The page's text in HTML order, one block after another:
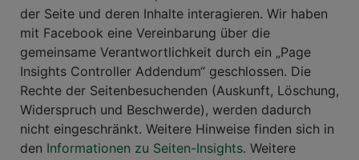
der Seite und deren Inhalte interagieren. Wir haben
mit Facebook eine Vereinbarung über die
gemeinsame Verantwortlichkeit durch ein „Page
Insights Controller Addendum“ geschlossen. Die
Rechte der Seitenbesuchenden (Auskunft, Löschung,
Widerspruch und Beschwerde), werden dadurch
nicht eingeschränkt. Weitere Hinweise finden sich in
den Informationen zu Seiten-Insights. Weitere